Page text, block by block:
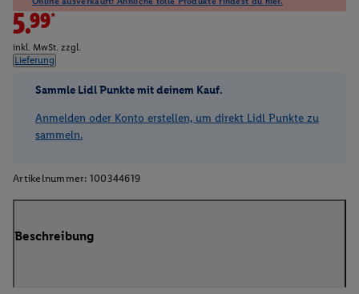
5.99*
inkl. MwSt. zzgl.
Lieferung
Sammle Lidl Punkte mit deinem Kauf.
Anmelden oder Konto erstellen, um direkt Lidl Punkte zu
sammeln.
Artikelnummer: 100344619
Beschreibung